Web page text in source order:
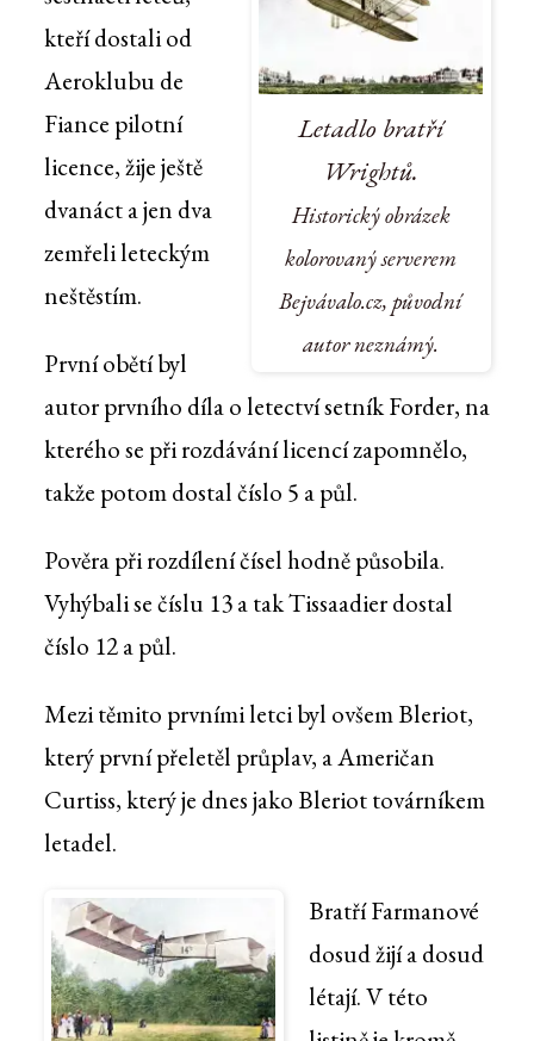
Letadlo bratří
Wrightů.
Historický obrázek
kolorovaný serverem
Bejvávalo.cz, původní
autor neznámý.
kteří dostali od
Aeroklubu de
Fiance pilotní
licence, žije ještě
dvanáct a jen dva
zemřeli leteckým
neštěstím.
První obětí byl
autor prvního díla o letectví setník Forder, na
kterého se při rozdávání licencí zapomnělo,
takže potom dostal číslo 5 a půl.
Pověra při rozdílení čísel hodně působila.
Vyhýbali se číslu 13 a tak Tissaadier dostal
číslo 12 a půl.
Mezi těmito prvními letci byl ovšem Bleriot,
který první přeletěl průplav, a Američan
Curtiss, který je dnes jako Bleriot továrníkem
letadel.
Bratří Farmanové
dosud žijí a dosud
létají. V této